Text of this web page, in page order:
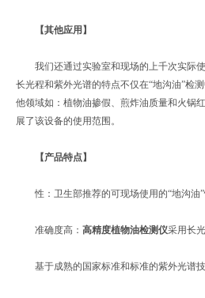
【其他应用】
我们还通过实验室和现场的上千次实际使
长光程和紫外光谱的特点不仅在“地沟油”检
他领域如：植物油掺假、煎炸油质量和火锅
展了该设备的使用范围。
【产品特点】
性：卫生部推荐的可现场使用的“地沟油”
准确度高： 高精度植物油检测仪采用长
基于成熟的国家标准和标准的紫外光谱